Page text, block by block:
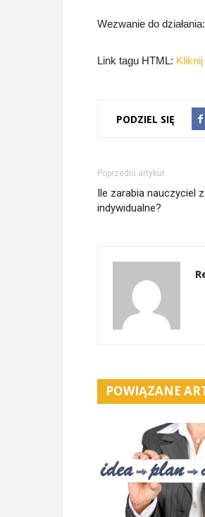
Wezwanie do
Link tagu HTML:
PODZIEL SIĘ
Poprzedni artykuł
Ile zarabia nauczyciel
indywidualne?
POWIĄZANE